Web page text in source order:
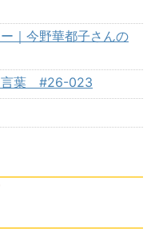
｜今野華都子さんの
言葉 #26-023